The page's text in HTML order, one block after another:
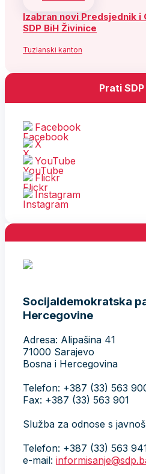
Izabran novi Predsjednik i
SDP BiH Živinice
Tuzlanski kanton
Prati SDP
Facebook
X
YouTube
Flickr
Instagram
Socijaldemokratska
Hercegovine
Adresa: Alipašina 41
71000 Sarajevo
Bosna i Hercegovina
Telefon: +387 (33) 563
Fax: +387 (33) 563 901
Služba za odnose s
Telefon: +387 (33) 563
e-mail: